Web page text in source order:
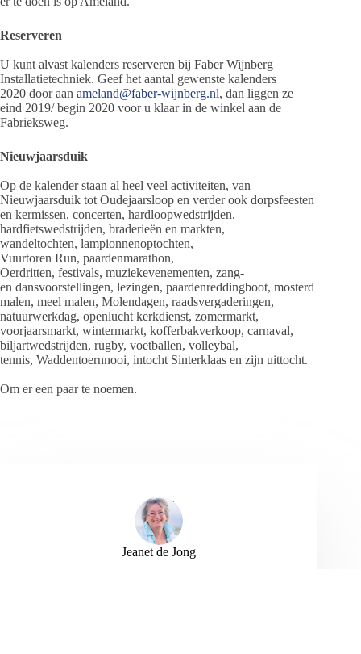
Reserveren
U kunt alvast kalenders reserveren bij Faber Wijnberg
Installatietechniek. Geef het aantal gewenste kalenders
2020 door aan ameland@faber-wijnberg.nl, dan liggen ze
eind 2019/ begin 2020 voor u klaar in de winkel aan de
Fabrieksweg.
Nieuwjaarsduik
Op de kalender staan al heel veel activiteiten, van
Nieuwjaarsduik tot Oudejaarsloop en verder ook dorpsfeesten
en kermissen, concerten, hardloopwedstrijden,
hardfietswedstrijden, braderieën en markten,
wandeltochten, lampionnenoptochten,
Vuurtoren Run, paardenmarathon,
Oerdritten, festivals, muziekevenementen, zang-
en dansvoorstellingen, lezingen, paardenreddingboot, mosterd
malen, meel malen, Molendagen, raadsvergaderingen,
natuurwerkdag, openlucht kerkdienst, zomermarkt,
voorjaarsmarkt, wintermarkt, kofferbakverkoop, carnaval,
biljartwedstrijden, rugby, voetballen, volleybal,
tennis, Waddentoernnooi, intocht Sinterklaas en zijn uittocht.
Om er een paar te noemen.
Jeanet de Jong